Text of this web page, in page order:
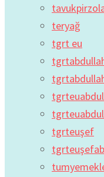
teryağ
tgrt eu
tgrteuşef